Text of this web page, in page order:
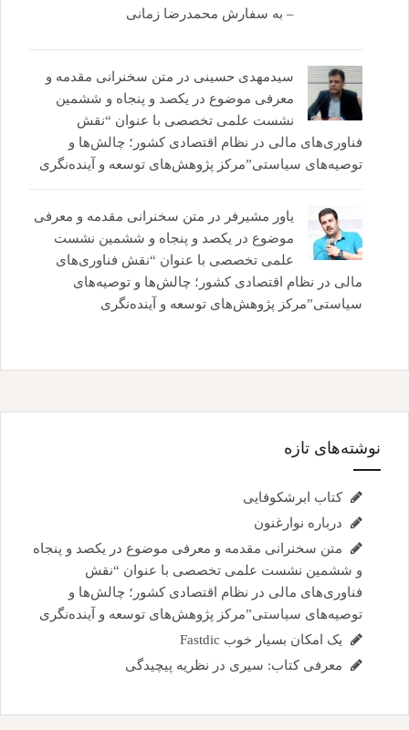
– به سفارش محمدرضا زمانی
سیدمهدی حسینی در متن سخنرانی مقدمه و
معرفی موضوع در یکصد و پنجاه و ششمین
نشست علمی تخصصی با عنوان “نقش
فناوری‌های مالی در نظام اقتصادی کشور؛ چالش‌ها و
توصیه‌های سیاستی”مرکز پژوهش‌های توسعه و آینده‌نگری
یاور مشیرفر در متن سخنرانی مقدمه و معرفی
موضوع در یکصد و پنجاه و ششمین نشست
علمی تخصصی با عنوان “نقش فناوری‌های
مالی در نظام اقتصادی کشور؛ چالش‌ها و توصیه‌های
سیاستی”مرکز پژوهش‌های توسعه و آینده‌نگری
نوشته‌های تازه
کتاب ابرشکوفایی
درباره نوارغنون
متن سخنرانی مقدمه و معرفی موضوع در یکصد و پنجاه
و ششمین نشست علمی تخصصی با عنوان “نقش
فناوری‌های مالی در نظام اقتصادی کشور؛ چالش‌ها و
توصیه‌های سیاستی”مرکز پژوهش‌های توسعه و آینده‌نگری
یک امکان بسیار خوب Fastdic
معرفی کتاب: سیری در نظریه پیچیدگی